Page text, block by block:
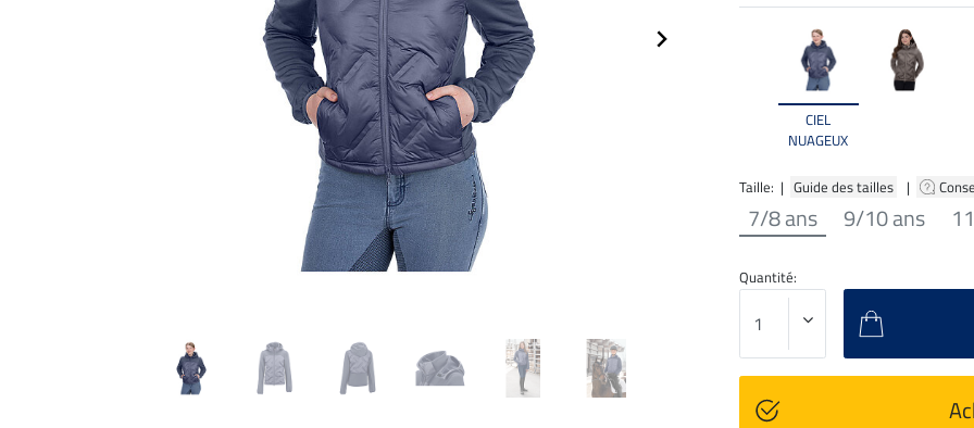
CIEL
NUAGEUX
Taille: | Guide des tailles |
7/8 ans 9/10 ans
Quantité: